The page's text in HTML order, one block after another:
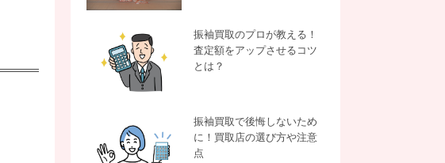
振袖買取のプロが教える！
査定額をアップさせるコツ
とは？
振袖買取で後悔しないため
に！買取店の選び方や注意
点